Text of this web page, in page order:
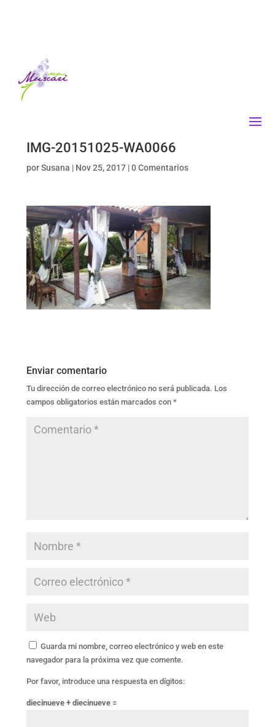
IMG-20151025-WA0066
porSusana | Nov 25, 2017|0 Comentarios
Enviar comentario
Tu dirección de correo electrónico no será publicada. Los
campos obligatorios están marcados con *
Guarda mi nombre, correo electrónico y web en este
navegador para la próxima vez que comente.
Por favor, introduce una respuesta en dígitos:
diecinueve + diecinueve =